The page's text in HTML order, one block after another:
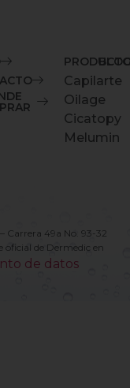
Capilarte
Oilage
Cicatopy
Melumin
Carrera 49a No. 93-32
oficial de Dermedic en
de datos